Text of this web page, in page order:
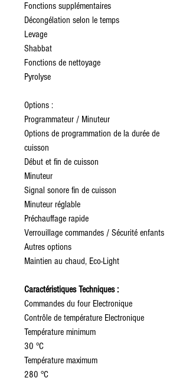
Fonctions supplémentaires
Décongélation selon le temps
Levage
Shabbat
Fonctions de nettoyage
Pyrolyse
Options :
Programmateur / Minuteur
Options de programmation de la durée de
cuisson
Début et fin de cuisson
Minuteur
Signal sonore fin de cuisson
Minuteur réglable
Préchauffage rapide
Verrouillage commandes / Sécurité enfants
Autres options
Maintien au chaud, Eco-Light
Caractéristiques Techniques :
Commandes du four Electronique
Contrôle de température Electronique
Température minimum
30 °C
Température maximum
280 °C